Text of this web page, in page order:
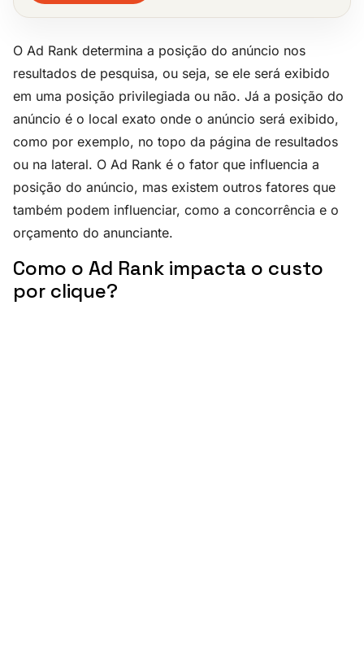
O Ad Rank determina a posição do anúncio nos
resultados de pesquisa, ou seja, se ele será exibido
em uma posição privilegiada ou não. Já a posição do
anúncio é o local exato onde o anúncio será exibido,
como por exemplo, no topo da página de resultados
ou na lateral. O Ad Rank é o fator que influencia a
posição do anúncio, mas existem outros fatores que
também podem influenciar, como a concorrência e o
orçamento do anunciante.
Como o Ad Rank impacta o custo
por clique?